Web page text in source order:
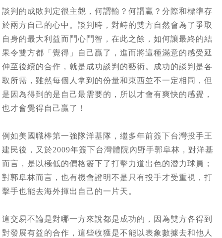
談判的成敗判定很主觀，何謂輸？何謂贏？分際和標準存
於兩方自己的心中。談判時，對峙的雙方自然會為了爭取
自身的最大利益而鬥心鬥智，在此之餘，如何讓最終的結
果令雙方都「覺得」自己贏了，進而將這種滿意的感受延
伸至後續的合作，就是成功談判的藝術。成功的談判是各
取所需，雖然每個人拿到的份量和東西並不一定相同，但
是因為得到的是自己最需要的，所以才會有爽快的感覺，
也才會覺得自己贏了！
例如美國職棒第一強隊洋基隊，繼多年前簽下台灣投手王
建民後，又於2009年簽下台灣體院內野手郭阜林，對洋基
而言，是以極低的價格簽下了打擊力道出色的潛力球員；
對郭阜林而言，也有機會證明不是只有投手才受重視，打
擊手也能去海外揮出自己的一片天。
這交易不論是對哪一方來說都是成功的，因為雙方各得到
對發展有益的合作，這些收獲是不能以表象數據去和他人